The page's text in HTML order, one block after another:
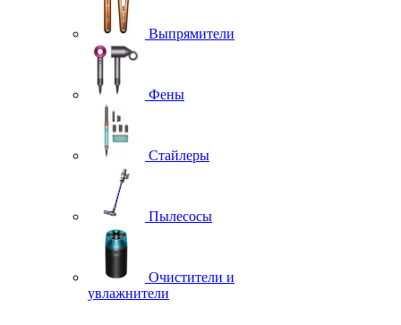
Выпрямители
Фены
Стайлеры
Пылесосы
Очистители и
увлажнители